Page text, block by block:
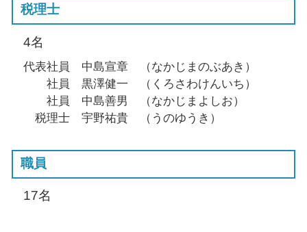
税理士
4名
代表社員 中島宣章 （なかじまのぶあき）
社員 黒澤健一 （くろさわけんいち）
社員 中島善男 （なかじまよしお）
税理士 宇野祐貴 （うのゆうき）
職員
17名